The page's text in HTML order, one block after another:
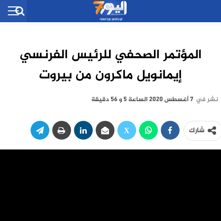
المؤتمر الصحفي للرئيس الفرنسي
إيمانويل ماكرون من بيروت
نشر في 7 أغسطس 2020 الساعة 5 و 56 دقيقة
شارك